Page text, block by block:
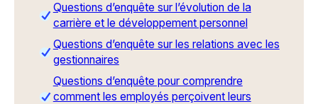
Questions d’enquête sur l’évolution de la
carrière et le développement personnel
Questions d’enquête sur les relations avec les
gestionnaires
Questions d’enquête pour comprendre
comment les employés perçoivent leurs